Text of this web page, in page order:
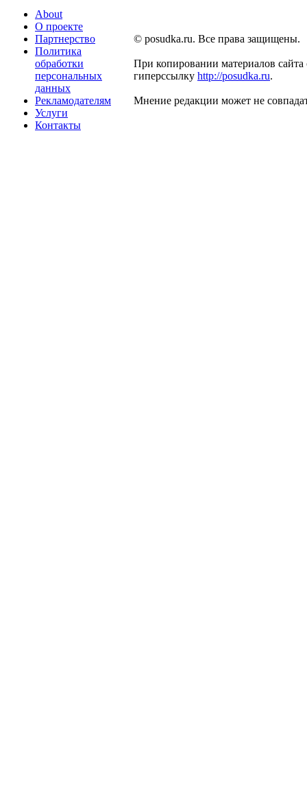
About
О проекте
Партнерство
Политика
обработки
персональных
данных
Рекламодателям
Услуги
Контакты
© posudka.ru. Все права защищены.
При копировании материалов сайта
гиперссылку http://posudka.ru.
Мнение редакции может не